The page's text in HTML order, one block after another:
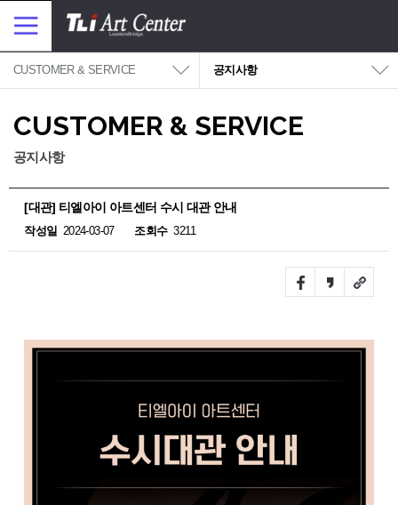
기
CUSTOMER & SERVICE
공지사항
CUSTOMER & SERVICE
공지사항
[대관] 티엘아이 아트센터 수시 대관 안내
작성일 2024-03-07 조회수3211
FacebookKakao
story
URL
Link